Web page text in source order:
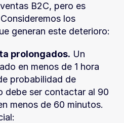
B2C, pero es
los
generan este deterioro:
prolongados. Un
en menos de 1 hora
probabilidad de
debe ser contactar al 90
menos de 60 minutos.